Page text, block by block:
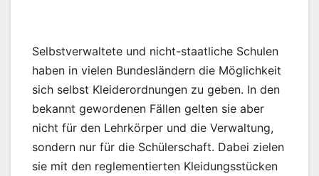
Selbstverwaltete und nicht-staatliche Schulen
haben in vielen Bundesländern die Möglichkeit
sich selbst Kleiderordnungen zu geben. In den
bekannt gewordenen Fällen gelten sie aber
nicht für den Lehrkörper und die Verwaltung,
sondern nur für die Schülerschaft. Dabei zielen
sie mit den reglementierten Kleidungsstücken